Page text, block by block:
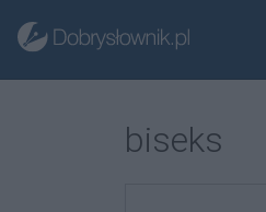
biseks